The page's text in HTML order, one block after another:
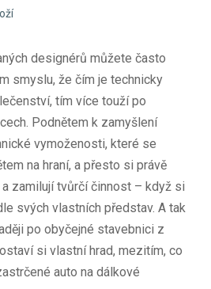
designérů můžete často
smyslu, že čím je technicky
tím více touží po
Podnětem k zamyšlení
vymoženosti, které se
na hraní, a přesto si právě
zamilují tvůrčí činnost – když si
svých vlastních představ. A tak
po obyčejné stavebnici z
si vlastní hrad, mezitím, co
auto na dálkové